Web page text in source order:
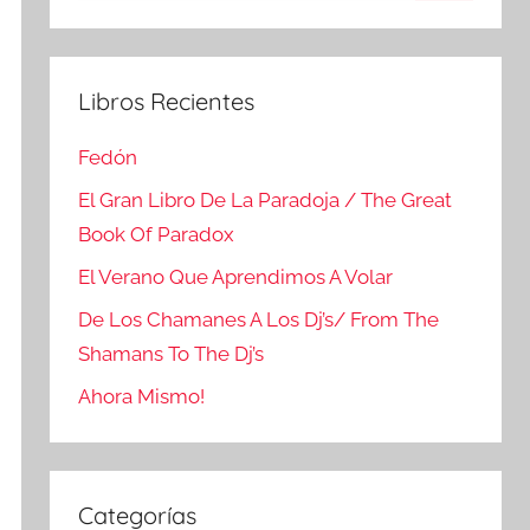
Libros Recientes
Fedón
El Gran Libro De La Paradoja / The Great
Book Of Paradox
El Verano Que Aprendimos A Volar
De Los Chamanes A Los Dj’s/ From The
Shamans To The Dj’s
Ahora Mismo!
Categorías